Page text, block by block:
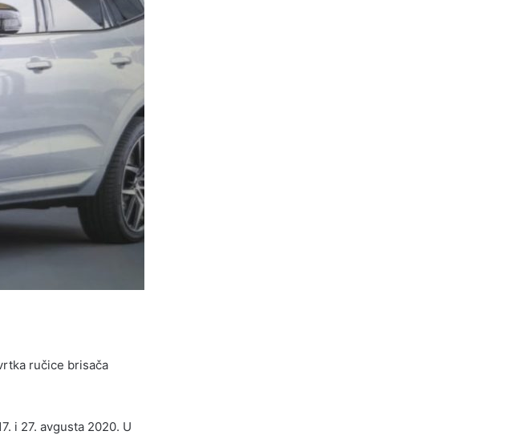
ručice brisača
i 27. avgusta 2020. U